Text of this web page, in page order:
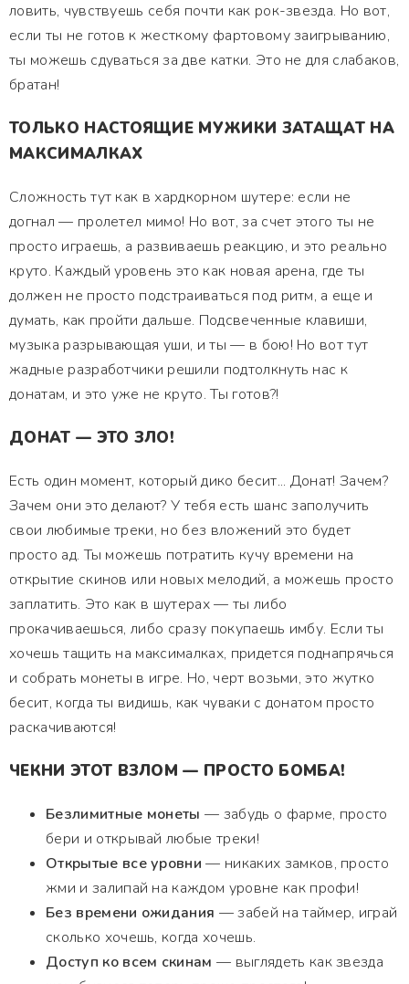
ловить, чувствуешь себя почти как рок-звезда. Но вот,
если ты не готов к жесткому фартовому заигрыванию,
ты можешь сдуваться за две катки. Это не для слабаков,
братан!
ТОЛЬКО НАСТОЯЩИЕ МУЖИКИ ЗАТАЩАТ НА
МАКСИМАЛКАХ
Сложность тут как в хардкорном шутере: если не
догнал — пролетел мимо! Но вот, за счет этого ты не
просто играешь, а развиваешь реакцию, и это реально
круто. Каждый уровень это как новая арена, где ты
должен не просто подстраиваться под ритм, а еще и
думать, как пройти дальше. Подсвеченные клавиши,
музыка разрывающая уши, и ты — в бою! Но вот тут
жадные разработчики решили подтолкнуть нас к
донатам, и это уже не круто. Ты готов?!
ДОНАТ — ЭТО ЗЛО!
Есть один момент, который дико бесит... Донат! Зачем?
Зачем они это делают? У тебя есть шанс заполучить
свои любимые треки, но без вложений это будет
просто ад. Ты можешь потратить кучу времени на
открытие скинов или новых мелодий, а можешь просто
заплатить. Это как в шутерах — ты либо
прокачиваешься, либо сразу покупаешь имбу. Если ты
хочешь тащить на максималках, придется поднапрячься
и собрать монеты в игре. Но, черт возьми, это жутко
бесит, когда ты видишь, как чуваки с донатом просто
раскачиваются!
ЧЕКНИ ЭТОТ ВЗЛОМ — ПРОСТО БОМБА!
Безлимитные монеты — забудь о фарме, просто
бери и открывай любые треки!
Открытые все уровни — никаких замков, просто
жми и залипай на каждом уровне как профи!
Без времени ожидания — забей на таймер, играй
сколько хочешь, когда хочешь.
Доступ ко всем скинам — выглядеть как звезда